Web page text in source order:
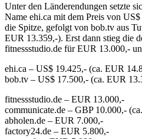
Unter den Länderendungen setzte
Name ehi.ca mit dem Preis von
die Spitze, gefolgt von bob.tv aus
EUR 13.359,-). Erst dann stieg die
fitnessstudio.de für EUR 13.000,-
ehi.ca – US$ 19.425,- (ca. EUR
bob.tv – US$ 17.500,- (ca. EUR
fitnessstudio.de – EUR 13.000,-
communicate.de – GBP 10.000,-
abholen.de – EUR 7.000,-
factory24.de – EUR 5.800,-